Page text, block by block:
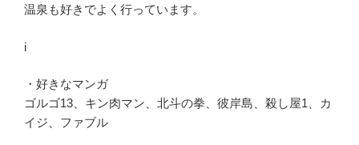
温泉も好きでよく行っています。
i
・好きなマンガ
ゴルゴ13、キン肉マン、北斗の拳、彼岸島、殺し屋1、カ
イジ、ファブル